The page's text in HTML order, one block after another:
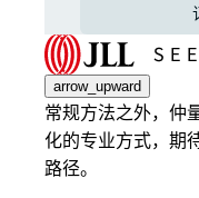
arrow_upward
常规方法之外，仲
化的专业方式，期
路径。